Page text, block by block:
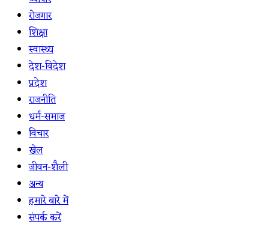
रोजगार
शिक्षा
स्वास्थ्य
देश-विदेश
प्रदेश
राजनीति
धर्म-समाज
विचार
खेल
जीवन-शैली
अन्य
हमारे बारे में
संपर्क करें